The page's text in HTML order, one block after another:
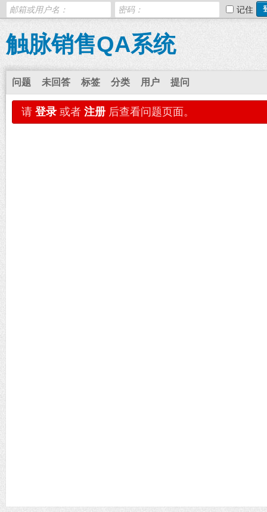
记住
触脉销售QA系统
问题 未回答 标签 分类 用户 提问
请 登录 或者 注册 后查看问题页面。